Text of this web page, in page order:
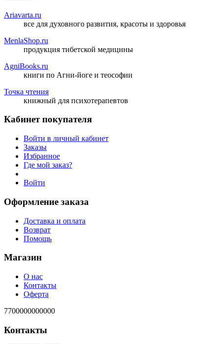
Ariavarta.ru
все для духовного развития, красоты и здоровья
MenlaShop.ru
продукция тибетской медицины
AgniBooks.ru
книги по Агни-йоге и теософии
Точка чтения
книжный для психотерапевтов
Кабинет покупателя
Войти в личный кабинет
Заказы
Избранное
Где мой заказ?
Войти
Оформление заказа
Доставка и оплата
Возврат
Помощь
Магазин
О нас
Контакты
Оферта
7700000000000
Контакты